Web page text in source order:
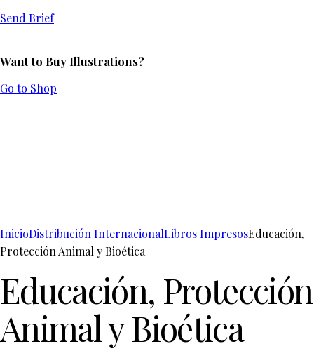
Send Brief
Want to Buy Illustrations?
Go to Shop
InicioDistribución InternacionalLibros ImpresosEducación,
Protección Animal y Bioética
Educación, Protección
Animal y Bioética